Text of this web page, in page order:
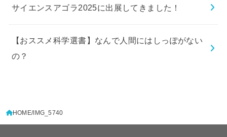
サイエンスアゴラ2025に出展してきました！
【おススメ科学選書】なんで人間にはしっぽがない
の？
HOME IMG_5740